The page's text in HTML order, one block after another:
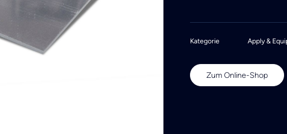
Kategorie Apply &
Zum Online-Shop